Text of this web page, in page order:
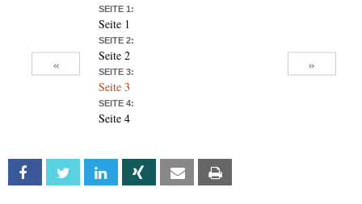
«
SEITE 1:
Seite 1
SEITE 2:
Seite 2
SEITE 3:
Seite 3
SEITE 4:
Seite 4
»
Facebook Twitter Linkedin Xing Email